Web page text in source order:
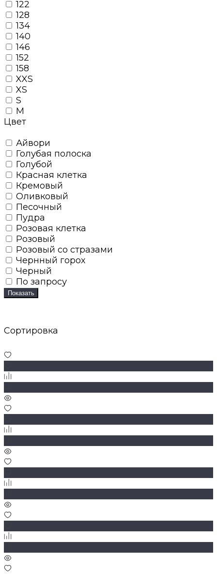
122
128
134
140
146
152
158
XXS
XS
S
M
Цвет
Айвори
Голубая полоска
Голубой
Красная клетка
Кремовый
Оливковый
Песочный
Пудра
Розовая клетка
Розовый
Розовый со стразами
Чернный горох
Черный
По запросу
Показать
Сортировка